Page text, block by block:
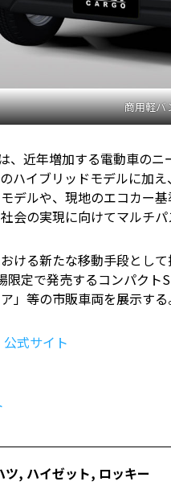
商用軽バ
、近年増加する電動車の
ハイブリッドモデルに加
デルや、現地のエコカー
会の実現に向けてマルチ
ける新たな移動手段とし
限定で発売するコンパク
」等の市販車両を展示する
式サイト
ツ, ハイゼット, ロッキー